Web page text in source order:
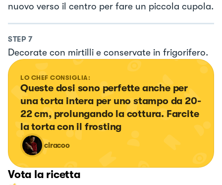
nuovo verso il centro per fare un piccola cupola.
STEP 7
Decorate con mirtilli e conservate in frigorifero.
LO CHEF CONSIGLIA:
Queste dosi sono perfette anche per
una torta intera per uno stampo da 20-
22 cm, prolungando la cottura. Farcite
la torta con il frosting
ciracoo
Vota la ricetta